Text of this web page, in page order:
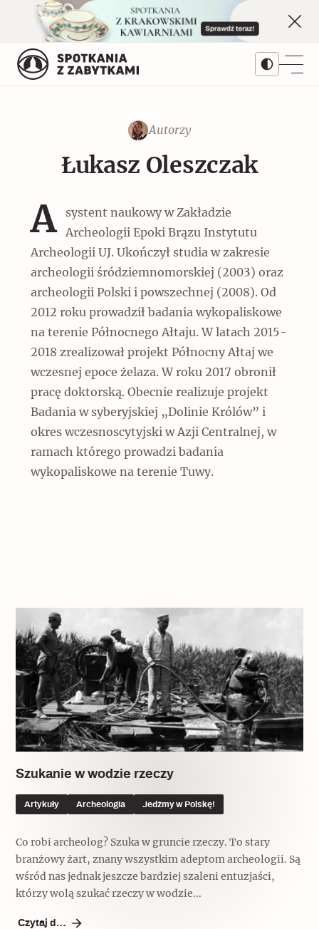
content
Artykuły
Monet w Warszawie. Najważniejsza
wystawa II RP
Galerie
Popularne
Kruchość rzeczy
Wywiady
Dolnośląski Indiana Jones
Kwartalnik
Prenumerata
Numery archiwalne
Bieżący numer 3/2026
Dziedziny
Architektura
Okręty z cegły i cementu na lądzie
Dziedzictwo na co dzień
Popularne
Jak wskrzesić smak
Jedźmy w Polskę!
Popularne
Wskazówki idą w dobrą stronę
Varia
Memento dla modernizmu
Zabytek niejedno ma imię
Popularne
Serie
Pomniki historii
Biskupin - rezerwat archeologiczny
Muzea od nowa
Jak to działa? Czyli nowa odsłona
jarmużu, zupa z krwi
Autorzy
Zobacz również
Patronaty
MonumentApp
Mapa skojarzeń
Autorzy
Łukasz Oleszczak
A
systent naukowy w Zakładzie
Archeologii Epoki Brązu Instytutu
Archeologii UJ. Ukończył studia w zakresie
archeologii śródziemnomorskiej (2003) oraz
archeologii Polski i powszechnej (2008). Od
2012 roku prowadził badania wykopaliskowe
na terenie Północnego Ałtaju. W latach 2015-
2018 zrealizował projekt Północny Ałtaj we
wczesnej epoce żelaza. W roku 2017 obronił
pracę doktorską. Obecnie realizuje projekt
Badania w syberyjskiej „Dolinie Królów” i
okres wczesnoscytyjski w Azji Centralnej, w
ramach którego prowadzi badania
wykopaliskowe na terenie Tuwy.
Szukanie w wodzie rzeczy
Artykuły Archeologia Jedźmy w Polskę!
Co robi archeolog? Szuka w gruncie rzeczy. To stary
branżowy żart, znany wszystkim adeptom archeologii. Są
wśród nas jednak jeszcze bardziej szaleni entuzjaści,
którzy wolą szukać rzeczy w wodzie...
Czytaj dalej